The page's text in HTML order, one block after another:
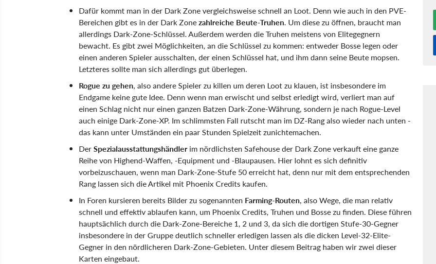
Dafür kommt man in der Dark Zone vergleichsweise schnell an Loot. Denn wie auch in den PVE-
Bereichen gibt es in der Dark Zonezahlreiche Beute-Truhen. Um diese zu öffnen, braucht man
allerdings Dark-Zone-Schlüssel. Außerdem werden die Truhen meistens von Elitegegnern
bewacht. Es gibt zwei Möglichkeiten, an die Schlüssel zu kommen: entweder Bosse legen oder
einen anderen Spieler ausschalten, der einen Schlüssel hat, und ihm dann seine Beute mopsen.
Letzteres sollte man sich allerdings gut überlegen.
Rogue zu gehen, also andere Spieler zu killen um deren Loot zu klauen, ist insbesondere im
Endgame keine gute Idee. Denn wenn man erwischt und selbst erledigt wird, verliert man auf
einen Schlag nicht nur einen ganzen Batzen Dark-Zone-Währung, sondern je nach Rogue-Level
auch einige Dark-Zone-XP. Im schlimmsten Fall rutscht man im DZ-Rang also wieder nach unten -
das kann unter Umständen ein paar Stunden Spielzeit zunichtemachen.
DerSpezialausstattungshändler im nördlichsten Safehouse der Dark Zone verkauft eine ganze
Reihe von Highend-Waffen, -Equipment und -Blaupausen. Hier lohnt es sich definitiv
vorbeizuschauen, wenn man Dark-Zone-Stufe 50 erreicht hat, denn nur mit dem entsprechenden
Rang lassen sich die Artikel mit Phoenix Credits kaufen.
In Foren kursieren bereits Bilder zu sogenannten Farming-Routen, also Wege, die man relativ
schnell und effektiv ablaufen kann, um Phoenix Credits, Truhen und Bosse zu finden. Diese führen
hauptsächlich durch die Dark-Zone-Bereiche 1, 2 und 3, da sich die dortigen Stufe-30-Gegner
insbesondere in der Gruppe deutlich schneller erledigen lassen als die dicken Level-32-Elite-
Gegner in den nördlicheren Dark-Zone-Gebieten. Unter diesem Beitrag haben wir zwei dieser
Karten eingebaut.